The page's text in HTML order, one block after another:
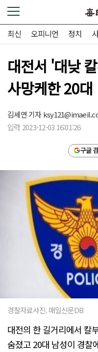
최신 오피니언 정치
대전서 '대낮
사망케한 20대
김세연 기자
입력 2023-12-03 16:01:26
구글
경찰자료사진. 매일신문DB
대전의 한 길거리에서 칼
숨졌고 20대 남성이 경찰